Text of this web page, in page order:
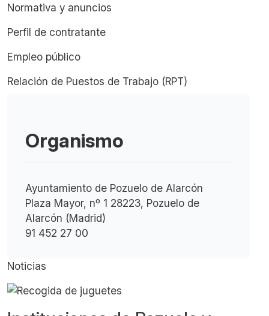
Normativa y anuncios
Perfil de contratante
Empleo público
Relación de Puestos de Trabajo (RPT)
Organismo
Ayuntamiento de Pozuelo de Alarcón
Plaza Mayor, nº 1 28223, Pozuelo de
Alarcón (Madrid)
91 452 27 00
Noticias